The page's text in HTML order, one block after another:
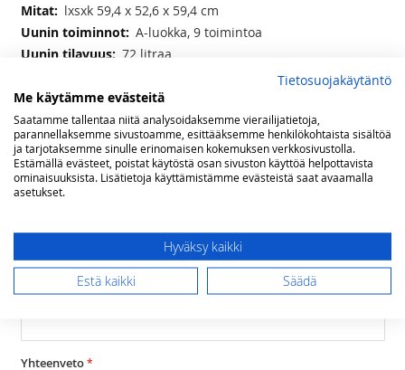
Lisätietojalxsxk 59,4 x 52,6 x 59,4 cm
A-luokka, 9 toimintoa
72 litraa
Arvostelut
Olet arvostelemassa:
Lofra DolceVita upotettava 60 cm sähköuuni
star
stars
stars
stars
stars
Nimimerkki
Yhteenveto
Tietosuojakäytäntö
Me käytämme evästeitä
Saatamme tallentaa niitä analysoidaksemme vierailijatietoja,
parannellaksemme sivustoamme, esittääksemme henkilökohtaista sisältöä
ja tarjotaksemme sinulle erinomaisen kokemuksen verkkosivustolla.
Estämällä evästeet, poistat käytöstä osan sivuston käyttöä helpottavista
ominaisuuksista. Lisätietoja käyttämistämme evästeistä saat avaamalla
asetukset.
Hyväksy kaikki
Estä kaikki Säädä